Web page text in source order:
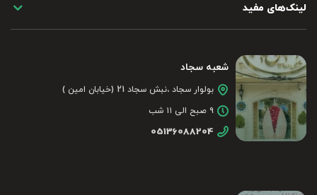
لینک‌های مفید
شعبه سجاد
بولوار سجاد ،نبش سجاد 21 (خیابان امین )
۹ صبح الی ۱۱ شب
05136088204